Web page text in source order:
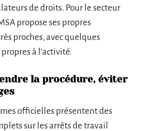
de droits. Pour le secteur
propose ses propres
proches, avec quelques
à l’activité.
la procédure, éviter
officielles présentent des
sur les arrêts de travail